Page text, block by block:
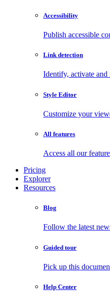
Accessibility
Publish accessible
Link detection
Identify, activate
Style Editor
Customize your
All features
Access all our
Pricing
Explorer
Resources
Blog
Follow the latest
Guided tour
Pick up this
Help Center